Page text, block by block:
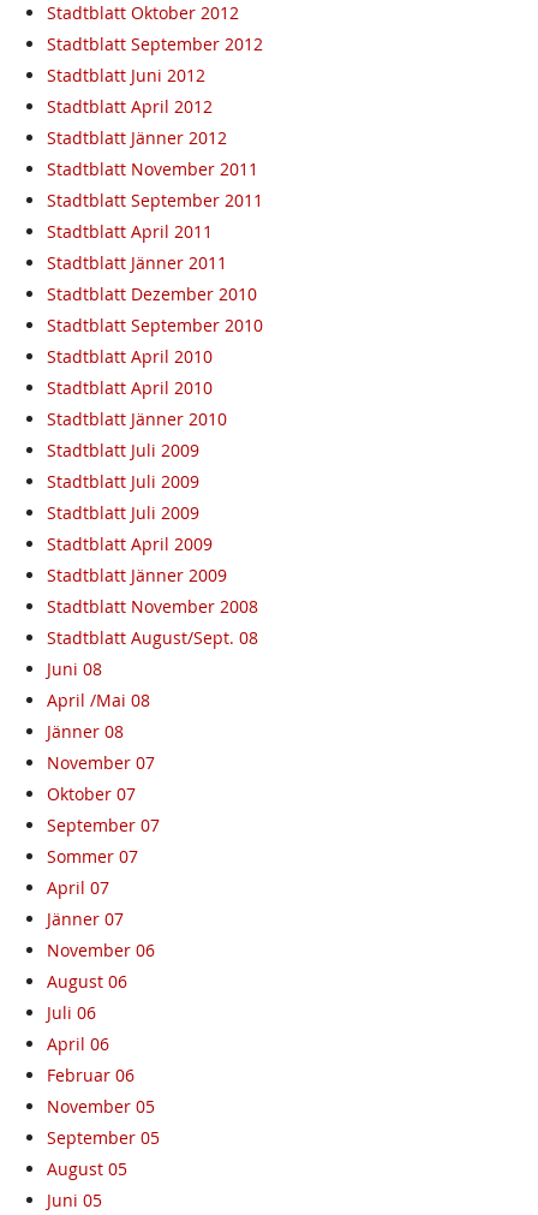
Stadtblatt Oktober 2012
Stadtblatt September 2012
Stadtblatt Juni 2012
Stadtblatt April 2012
Stadtblatt Jänner 2012
Stadtblatt November 2011
Stadtblatt September 2011
Stadtblatt April 2011
Stadtblatt Jänner 2011
Stadtblatt Dezember 2010
Stadtblatt September 2010
Stadtblatt April 2010
Stadtblatt April 2010
Stadtblatt Jänner 2010
Stadtblatt Juli 2009
Stadtblatt Juli 2009
Stadtblatt Juli 2009
Stadtblatt April 2009
Stadtblatt Jänner 2009
Stadtblatt November 2008
Stadtblatt August/Sept. 08
Juni 08
April /Mai 08
Jänner 08
November 07
Oktober 07
September 07
Sommer 07
April 07
Jänner 07
November 06
August 06
Juli 06
April 06
Februar 06
November 05
September 05
August 05
Juni 05